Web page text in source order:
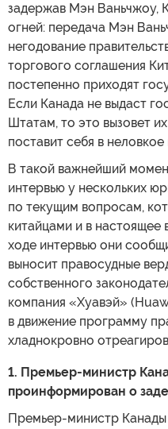
задержав Мэн Ваньчжоу,
огней: передача Мэн
негодование
торгового соглашения
постепенно приходят
Если Канада не выдаст
Штатам, то это вызовет
поставит себя в
В такой важнейший
интервью у нескольких
по текущим вопросам,
китайцами и в
ходе интервью они
выносит правосудные
собственного
компания «Хуавэй»
в движение программу
хладнокровно
1. Премьер-министр
проинформирован о
Премьер-министр